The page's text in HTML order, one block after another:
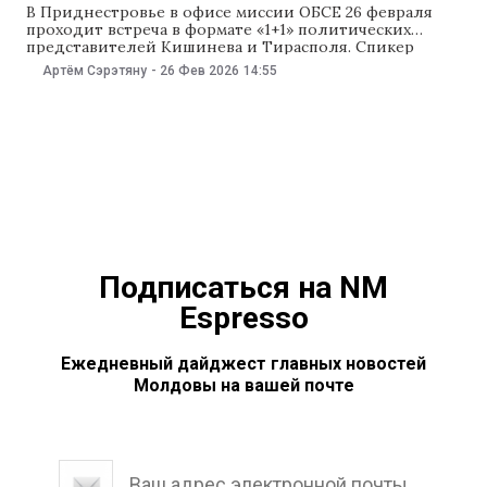
В Приднестровье в офисе миссии ОБСЕ 26 февраля
проходит встреча в формате «1+1» политических
представителей Кишинева и Тирасполя. Спикер
парламента Игорь Гросу и лидер ПСРМ Игорь Додон
приветствовали возобновление переговоров,
Артём Сэрэтяну - 26 Фев 2026 14:55
Подписаться на NM
Espresso
Ежедневный дайджест главных новостей
Молдовы на вашей почте